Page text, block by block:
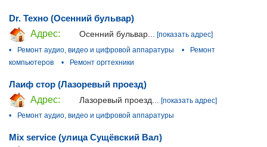
Dr. Техно (Осенний бульвар)
Адрес:
Осенний бульвар...
[показать адрес]
•
Ремонт аудио, видео и цифровой аппаратуры •
Ремонт
компьютеров
• Ремонт оргтехники
Лаиф стор (Лазоревый проезд)
Адрес:
Лазоревый проезд...
[показать адрес]
•
Ремонт аудио, видео и цифровой аппаратуры
Mix service (улица Сущёвский Вал)